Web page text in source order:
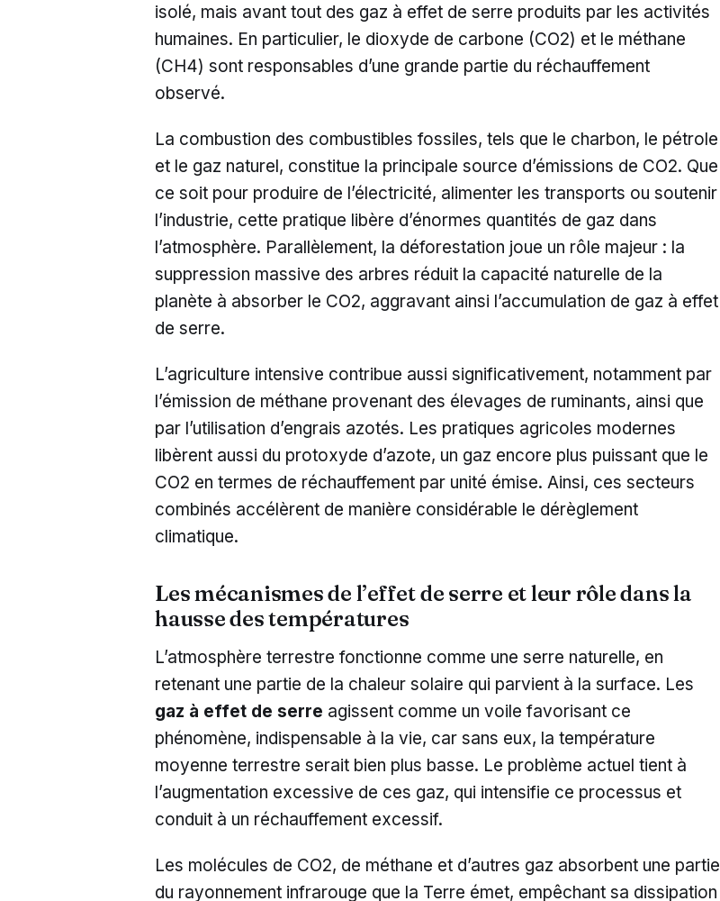
isolé, mais avant tout des gaz à effet de serre produits par les activités
humaines. En particulier, le dioxyde de carbone (CO2) et le méthane
(CH4) sont responsables d’une grande partie du réchauffement
observé.
La combustion des combustibles fossiles, tels que le charbon, le pétrole
et le gaz naturel, constitue la principale source d’émissions de CO2. Que
ce soit pour produire de l’électricité, alimenter les transports ou soutenir
l’industrie, cette pratique libère d’énormes quantités de gaz dans
l’atmosphère. Parallèlement, la déforestation joue un rôle majeur : la
suppression massive des arbres réduit la capacité naturelle de la
planète à absorber le CO2, aggravant ainsi l’accumulation de gaz à effet
de serre.
L’agriculture intensive contribue aussi significativement, notamment par
l’émission de méthane provenant des élevages de ruminants, ainsi que
par l’utilisation d’engrais azotés. Les pratiques agricoles modernes
libèrent aussi du protoxyde d’azote, un gaz encore plus puissant que le
CO2 en termes de réchauffement par unité émise. Ainsi, ces secteurs
combinés accélèrent de manière considérable le dérèglement
climatique.
Les mécanismes de l’effet de serre et leur rôle dans la
hausse des températures
L’atmosphère terrestre fonctionne comme une serre naturelle, en
retenant une partie de la chaleur solaire qui parvient à la surface. Les
gaz à effet de serre agissent comme un voile favorisant ce
phénomène, indispensable à la vie, car sans eux, la température
moyenne terrestre serait bien plus basse. Le problème actuel tient à
l’augmentation excessive de ces gaz, qui intensifie ce processus et
conduit à un réchauffement excessif.
Les molécules de CO2, de méthane et d’autres gaz absorbent une partie
du rayonnement infrarouge que la Terre émet, empêchant sa dissipation